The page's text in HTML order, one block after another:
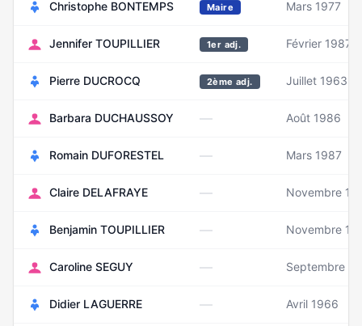
Christophe BONTEMPS Maire Mars 1977
Jennifer TOUPILLIER 1er adj. Février 1987
Pierre DUCROCQ 2ème adj. Juillet 1963
Barbara DUCHAUSSOY — Août 1986
Romain DUFORESTEL — Mars 1987
Claire DELAFRAYE — Novembre
Benjamin TOUPILLIER — Novembre
Caroline SEGUY — Septembre
Didier LAGUERRE — Avril 1966